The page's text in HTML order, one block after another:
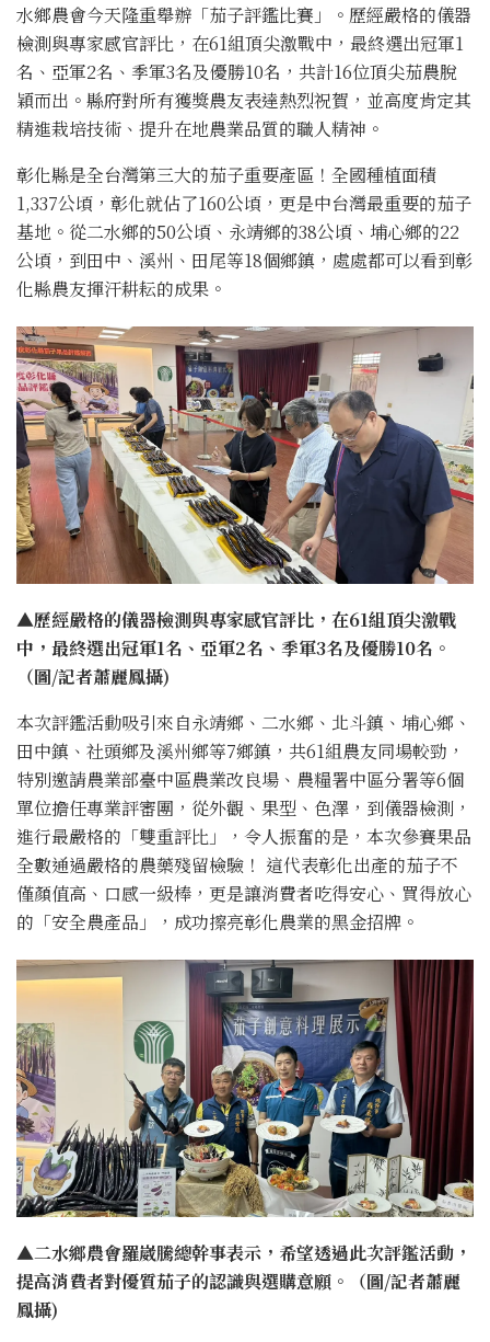
水鄉農會今天隆重舉辦「茄子評鑑比賽」。歷經嚴格的儀器
檢測與專家感官評比，在61組頂尖激戰中，最終選出冠軍1
名、亞軍2名、季軍3名及優勝10名，共計16位頂尖茄農脫
穎而出。縣府對所有獲獎農友表達熱烈祝賀，並高度肯定其
精進栽培技術、提升在地農業品質的職人精神。
彰化縣是全台灣第三大的茄子重要產區！全國種植面積
1,337公頃，彰化就佔了160公頃，更是中台灣最重要的茄子
基地。從二水鄉的50公頃、永靖鄉的38公頃、埔心鄉的22
公頃，到田中、溪州、田尾等18個鄉鎮，處處都可以看到彰
化縣農友揮汗耕耘的成果。
▲歷經嚴格的儀器檢測與專家感官評比，在61組頂尖激戰
中，最終選出冠軍1名、亞軍2名、季軍3名及優勝10名。
（圖/記者蕭麗鳳攝)
本次評鑑活動吸引來自永靖鄉、二水鄉、北斗鎮、埔心鄉、
田中鎮、社頭鄉及溪州鄉等7鄉鎮，共61組農友同場較勁，
特別邀請農業部臺中區農業改良場、農糧署中區分署等6個
單位擔任專業評審團，從外觀、果型、色澤，到儀器檢測，
進行最嚴格的「雙重評比」，令人振奮的是，本次參賽果品
全數通過嚴格的農藥殘留檢驗！ 這代表彰化出產的茄子不
僅顏值高、口感一級棒，更是讓消費者吃得安心、買得放心
的「安全農產品」，成功擦亮彰化農業的黑金招牌。
▲二水鄉農會羅崴騰總幹事表示，希望透過此次評鑑活動，
提高消費者對優質茄子的認識與選購意願。（圖/記者蕭麗
鳳攝)